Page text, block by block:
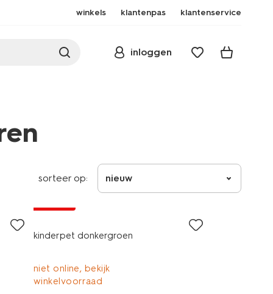
winkels klantenpas klantenservice
inloggen
sorteer op: nieuw
kinderpet donkergroen
niet online, bekijk
winkelvoorraad